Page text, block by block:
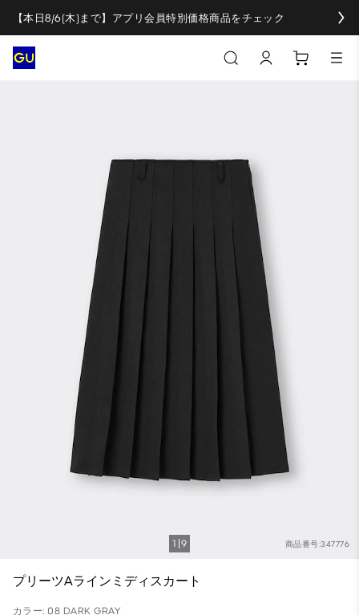
【本日8/6(木)まで】アプリ会員特別価格商品をチェック
商品番号:347776
1 9
プリーツAラインミディスカート
カラー: 08 DARK GRAY